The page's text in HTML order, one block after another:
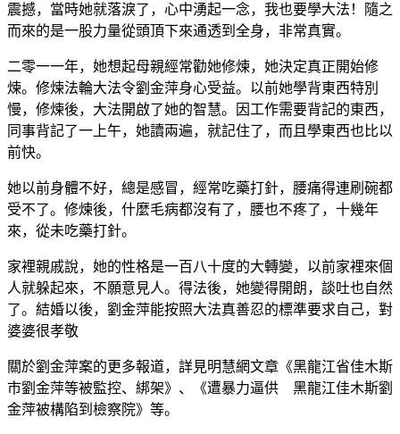
震撼，當時她就落淚了，心中湧起一念，我也要學大法！隨之
而來的是一股力量從頭頂下來通透到全身，非常真實。
二零一一年，她想起母親經常勸她修煉，她決定真正開始修
煉。修煉法輪大法令劉金萍身心受益。以前她學背東西特別
慢，修煉後，大法開啟了她的智慧。因工作需要背記的東西，
同事背記了一上午，她讀兩遍，就記住了，而且學東西也比以
前快。
她以前身體不好，總是感冒，經常吃藥打針，腰痛得連刷碗都
受不了。修煉後，什麼毛病都沒有了，腰也不疼了，十幾年
來，從未吃藥打針。
家裡親戚說，她的性格是一百八十度的大轉變，以前家裡來個
人就躲起來，不願意見人。得法後，她變得開朗，談吐也自然
了。結婚以後，劉金萍能按照大法真善忍的標準要求自己，對
婆婆很孝敬
關於劉金萍案的更多報道，詳見明慧網文章《黑龍江省佳木斯
市劉金萍等被監控、綁架》、《遭暴力逼供 黑龍江佳木斯劉
金萍被構陷到檢察院》等。